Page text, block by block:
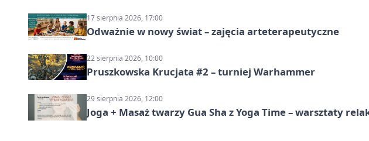
17 sierpnia 2026, 17:00
Odważnie w nowy świat – zajęcia arteterapeutyczne
22 sierpnia 2026, 10:00
Pruszkowska Krucjata #2 – turniej Warhammer
29 sierpnia 2026, 12:00
Joga + Masaż twarzy Gua Sha z Yoga Time – warsztaty